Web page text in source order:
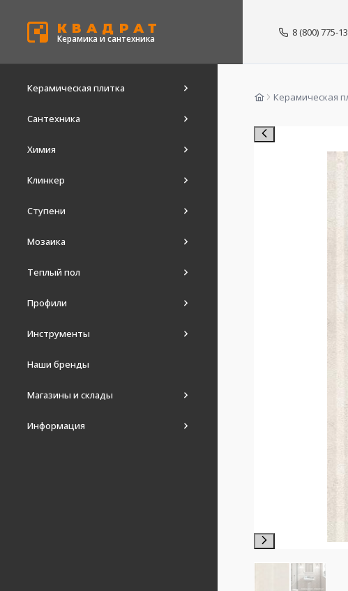
КВАДРАТ
Керамика и сантехника
8 (800) 775-
Керамическая плитка
Сантехника
Химия
Клинкер
Ступени
Мозаика
Теплый пол
Профили
Инструменты
Наши бренды
Магазины и склады
Информация
Керамическая